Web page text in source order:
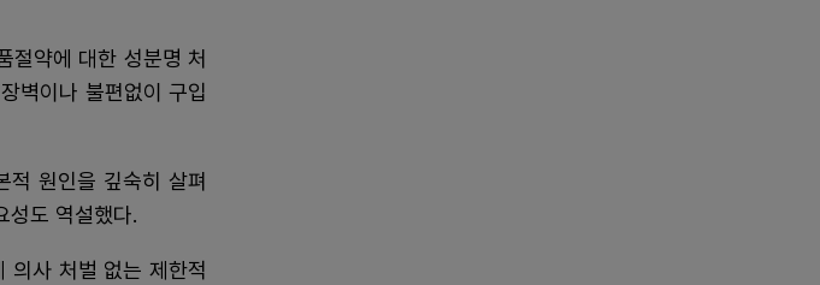
절약에 대한 성분명 처
벽이나 불편없이 구입
원인을 깊숙히 살펴
성도 역설했다.
의사 처벌 없는 제한적